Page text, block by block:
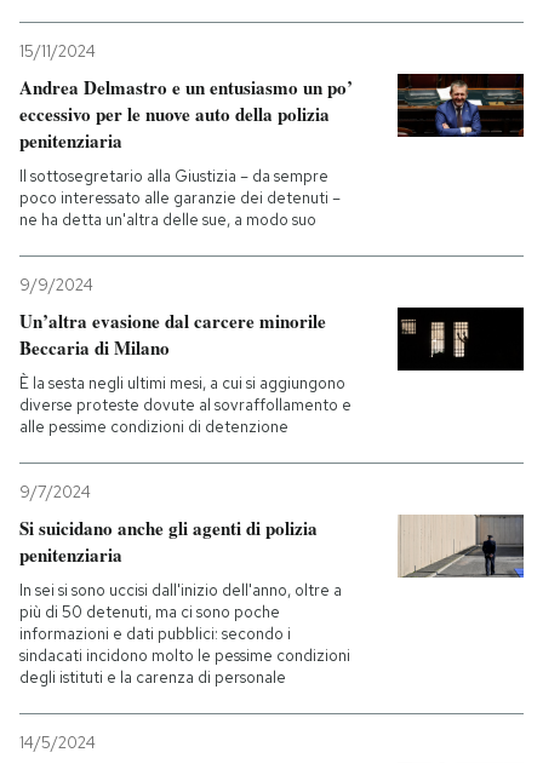
CALENDARIO
AREA PERSONALE
Entra
15/11/2024
Andrea Delmastro e un entusiasmo un po’
eccessivo per le nuove auto della polizia
penitenziaria
Il sottosegretario alla Giustizia – da sempre
poco interessato alle garanzie dei detenuti –
ne ha detta un'altra delle sue, a modo suo
9/9/2024
Un’altra evasione dal carcere minorile
Beccaria di Milano
È la sesta negli ultimi mesi, a cui si aggiungono
diverse proteste dovute al sovraffollamento e
alle pessime condizioni di detenzione
9/7/2024
Si suicidano anche gli agenti di polizia
penitenziaria
In sei si sono uccisi dall'inizio dell'anno, oltre a
più di 50 detenuti, ma ci sono poche
informazioni e dati pubblici: secondo i
sindacati incidono molto le pessime condizioni
degli istituti e la carenza di personale
14/5/2024